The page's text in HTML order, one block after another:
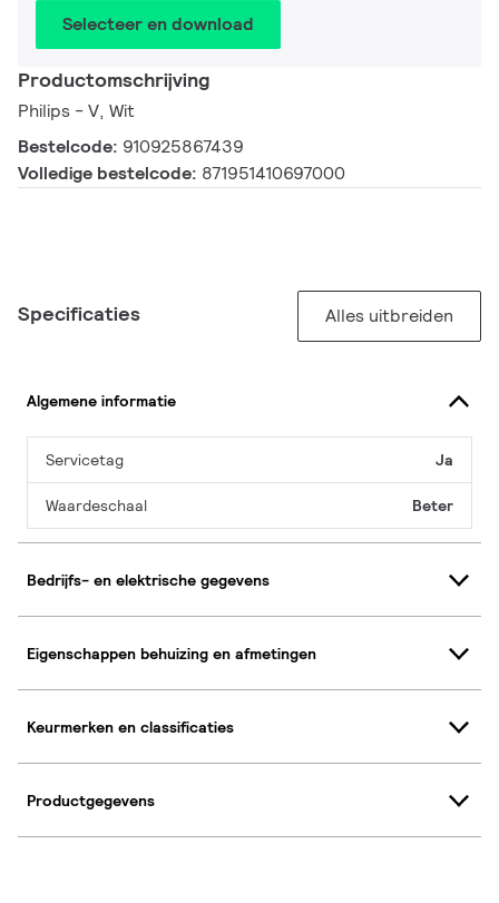
Selecteer en download
Productomschrijving
Philips - V, Wit
Bestelcode: 910925867439
Volledige bestelcode: 871951410697000
Specificaties Alles uitbreiden
Algemene informatie
Servicetag Ja
Waardeschaal Beter
Bedrijfs- en elektrische gegevens
Eigenschappen behuizing en afmetingen
Keurmerken en classificaties
Productgegevens